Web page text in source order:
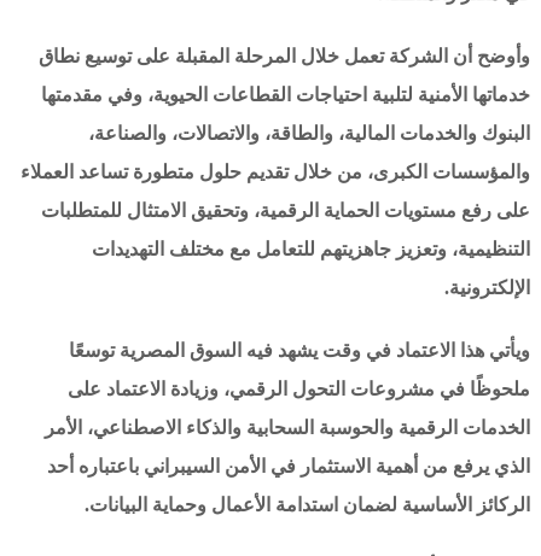
وأوضح أن الشركة تعمل خلال المرحلة المقبلة على توسيع نطاق
خدماتها الأمنية لتلبية احتياجات القطاعات الحيوية، وفي مقدمتها
البنوك والخدمات المالية، والطاقة، والاتصالات، والصناعة،
والمؤسسات الكبرى، من خلال تقديم حلول متطورة تساعد العملاء
على رفع مستويات الحماية الرقمية، وتحقيق الامتثال للمتطلبات
التنظيمية، وتعزيز جاهزيتهم للتعامل مع مختلف التهديدات
الإلكترونية.
ويأتي هذا الاعتماد في وقت يشهد فيه السوق المصرية توسعًا
ملحوظًا في مشروعات التحول الرقمي، وزيادة الاعتماد على
الخدمات الرقمية والحوسبة السحابية والذكاء الاصطناعي، الأمر
الذي يرفع من أهمية الاستثمار في الأمن السيبراني باعتباره أحد
الركائز الأساسية لضمان استدامة الأعمال وحماية البيانات.